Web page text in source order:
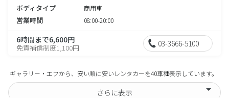
ボディタイプ 商用車
営業時間 08:00-20:00
6時間まで6,600円
免責補償制度1,100円 03-3666-5100
ギャラリー・エフから、安い順に安いレンタカーを40車種表示しています。
さらに表示